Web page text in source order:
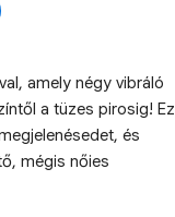
amely négy vibráló
a tüzes pirosig! Ez
és
mégis nőies